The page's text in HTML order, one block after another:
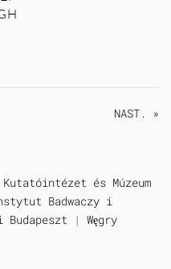
NAST. »
és Múzeum
Badwaczy i
| Węgry